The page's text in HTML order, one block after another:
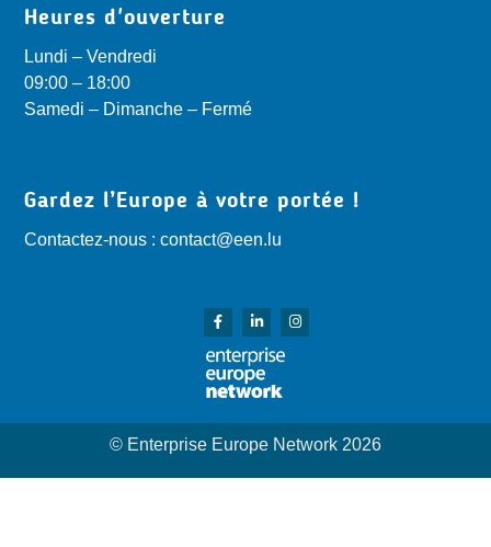
Heures d'ouverture
Lundi – Vendredi
09:00 – 18:00
Samedi – Dimanche – Fermé
Gardez l’Europe à votre portée !
Contactez-nous : contact@een.lu
© Enterprise Europe Network 2026